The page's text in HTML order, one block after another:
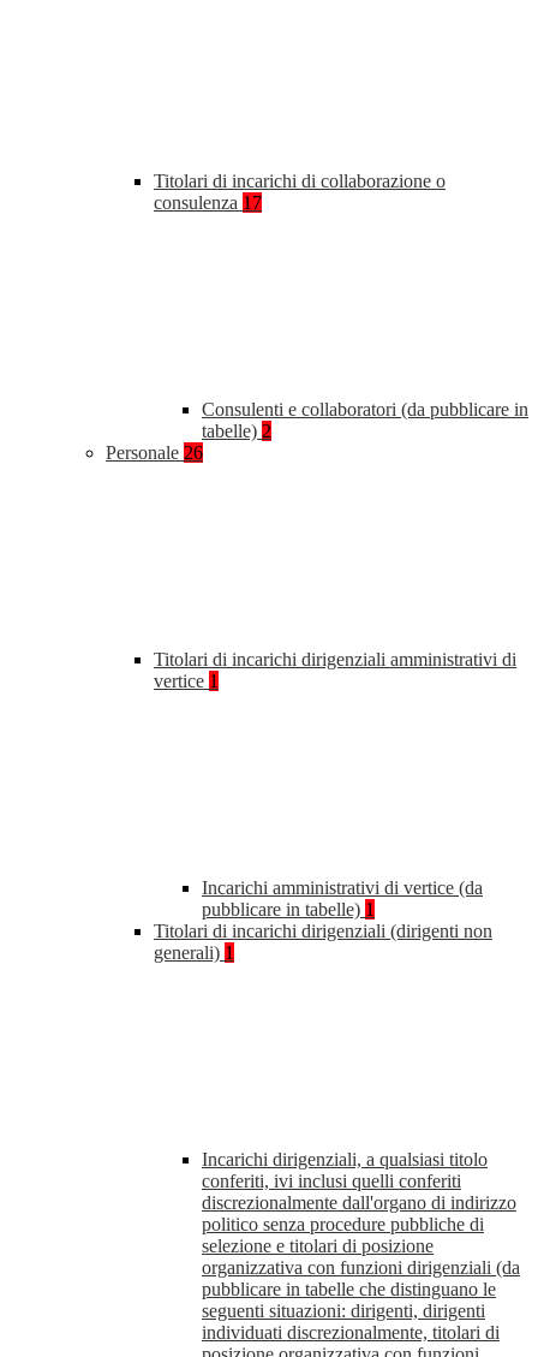
Titolari di incarichi di collaborazione o
consulenza 17
Consulenti e collaboratori (da pubblicare in
tabelle) 2
Personale 26
Titolari di incarichi dirigenziali amministrativi di
vertice 1
Incarichi amministrativi di vertice (da
pubblicare in tabelle) 1
Titolari di incarichi dirigenziali (dirigenti non
generali) 1
Incarichi dirigenziali, a qualsiasi titolo
conferiti, ivi inclusi quelli conferiti
discrezionalmente dall'organo di indirizzo
politico senza procedure pubbliche di
selezione e titolari di posizione
organizzativa con funzioni dirigenziali (da
pubblicare in tabelle che distinguano le
seguenti situazioni: dirigenti, dirigenti
individuati discrezionalmente, titolari di